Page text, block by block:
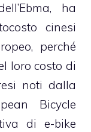
ha
cinesi
perché
loro costo di
noti dalla
Bicycle
di e-bike